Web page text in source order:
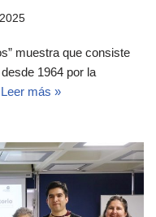
muestra que consiste
1964 por la
Leer más »